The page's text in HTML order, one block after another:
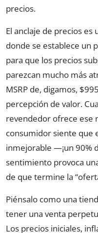
precios.
El anclaje de precios
donde se establece un
para que los precios
parezcan mucho más
MSRP de, digamos,
percepción de valor.
revendedor ofrece ese
consumidor siente que
inmejorable —¡un 90%
sentimiento provoca
de que termine la
Piénsalo como una
tener una venta
Los precios iniciales,